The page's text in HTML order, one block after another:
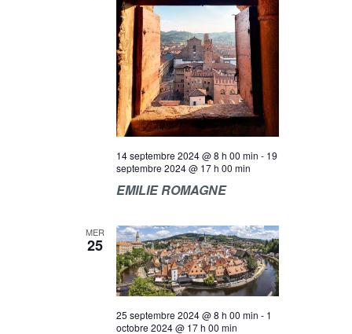
R
C
H
E
E
T
N
A
I
G
A
T
T
I
O
E
V
U
V
È
N
E
M
14 septembre 2024 @ 8 h 00 min - 19
septembre 2024 @ 17 h 00 min
EMILIE ROMAGNE
MER
25
25 septembre 2024 @ 8 h 00 min - 1
octobre 2024 @ 17 h 00 min